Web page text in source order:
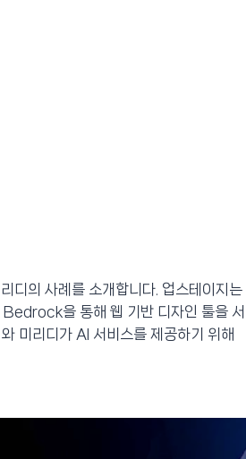
디의 사례를 소개합니다. 업스테이지는
을 통해 웹 기반 디자인 툴을 서
미리디가 AI 서비스를 제공하기 위해